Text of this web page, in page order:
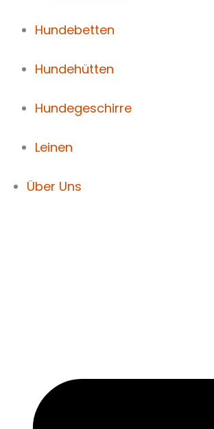
Hundebetten
Hundehütten
Hundegeschirre
Leinen
Über Uns